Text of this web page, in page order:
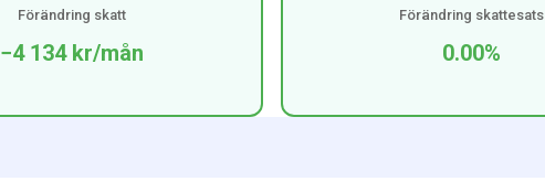
Förändring skatt
−4 134 kr/mån
Förändring skattesats
0.00%